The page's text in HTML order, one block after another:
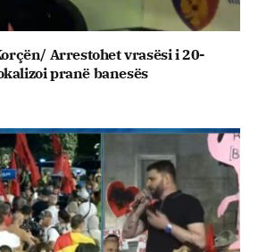
Arrestohet vrasësi i 20-
pranë banesës